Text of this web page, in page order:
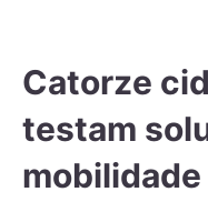
Catorze
testam